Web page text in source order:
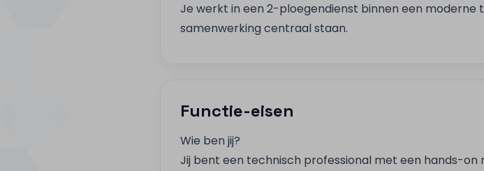
Je werkt in een 2-ploegendienst binnen een moderne
samenwerking centraal staan.
Functie-eisen
Wie ben jij?
Jij bent een technisch professional met een hands-